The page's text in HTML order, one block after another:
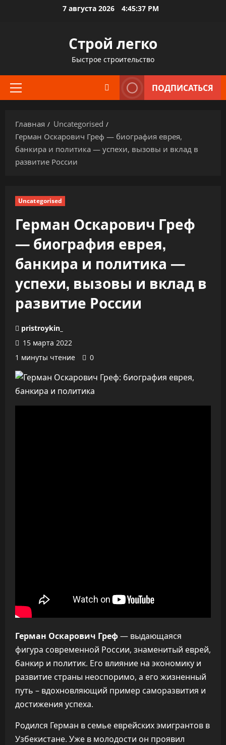
7 августа 2026 4:45:38 PM
Строй легко
Быстрое строительство
Основное
ПОДПИСАТЬСЯ
Главная
Uncategorised
Герман Оскарович Греф — биография еврея,
банкира и политика — успехи, вызовы и вклад в
развитие России
Uncategorised
Герман Оскарович Греф
— биография еврея,
банкира и политика —
успехи, вызовы и вклад в
развитие России
pristroykin_
15 марта 2022
1 минуты чтение
0
Герман Оскарович Греф— выдающаяся
фигура современной России, знаменитый еврей,
банкир и политик. Его влияние на экономику и
развитие страны неоспоримо, а его жизненный
путь – вдохновляющий пример саморазвития и
достижения успеха.
Родился Герман в семье еврейских эмигрантов в
Узбекистане. Уже в молодости он проявил